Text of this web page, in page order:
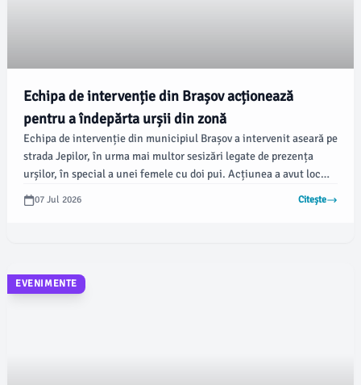
Echipa de intervenție din Brașov acționează
pentru a îndepărta urșii din zonă
Echipa de intervenție din municipiul Brașov a intervenit aseară pe
strada Jepilor, în urma mai multor sesizări legate de prezența
urșilor, în special a unei femele cu doi pui. Acțiunea a avut loc
după ce cetățenii au semnalat nevoia de ordine în zonă.
07 Jul 2026 Citește
EVENIMENTE